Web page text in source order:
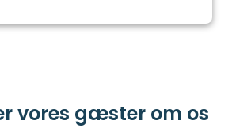
vores gæster om os